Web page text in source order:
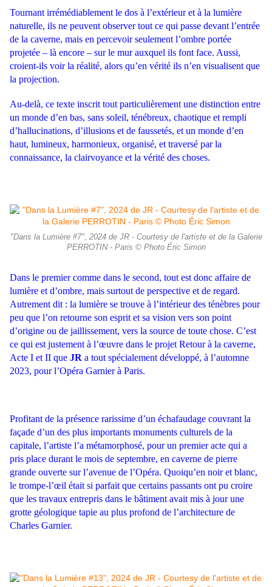
Tournant irrémédiablement le dos à l’extérieur et à la lumière
naturelle, ils ne peuvent observer tout ce qui passe devant l’entrée
de la caverne, mais en percevoir seulement l’ombre portée
projetée – là encore – sur le murauxquel ils font face. Aussi,
croient-ils voir la réalité, alors qu’en vérité ils n’en visualisent que
la projection.
Au-delà, ce texte inscrit tout particulièrement une distinction entre
un monde d’en bas, sans soleil, ténébreux, chaotique et rempli
d’hallucinations, d’illusions et de faussetés, et un monde d’en
haut, lumineux, harmonieux, organisé, et traversé par la
connaissance, la clairvoyance et la vérité des choses.
"Dans la Lumière #7", 2024 de JR - Courtesy de l'artiste et de la Galerie
PERROTIN - Paris © Photo Éric Simon
Dans le premier comme dans le second, tout est donc affaire de
lumière et d’ombre, mais surtout de perspective et de regard.
Autrement dit : la lumière se trouve à l’intérieur des ténèbres pour
peu que l’on retourne son esprit et sa vision vers son point
d’origine ou de jaillissement, vers la source de toute chose. C’est
ce qui est justement à l’œuvre dans le projet Retour à la caverne,
Acte I et II que JR a tout spécialement développé, à l’automne
2023, pour l’Opéra Garnier à Paris.
Profitant de la présence rarissime d’un échafaudage couvrant la
façade d’un des plus importants monuments culturels de la
capitale, l’artiste l’a métamorphosé, pour un premier acte qui a
pris place durant le mois de septembre, en caverne de pierre
grande ouverte sur l’avenue de l’Opéra. Quoiqu’en noir et blanc,
le trompe-l’œil était si parfait que certains passants ont pu croire
que les travaux entrepris dans le bâtiment avait mis à jour une
grotte géologique tapie au plus profond de l’architecture de
Charles Garnier.